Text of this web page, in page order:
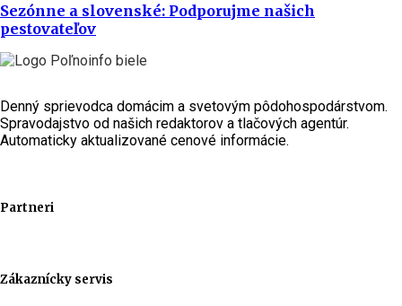
Sezónne a slovenské: Podporujme našich
pestovateľov
Denný sprievodca domácim a svetovým pôdohospodárstvom.
Spravodajstvo od našich redaktorov a tlačových agentúr.
Automaticky aktualizované cenové informácie.
Partneri
Zákaznícky servis